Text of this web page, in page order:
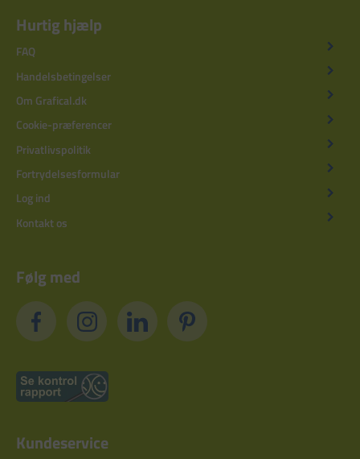
Hurtig hjælp
FAQ
Handelsbetingelser
Om Grafical.dk
Cookie-præferencer
Privatlivspolitik
Fortrydelsesformular
Log ind
Kontakt os
Følg med
Kundeservice